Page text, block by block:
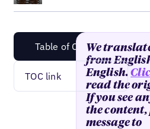
Table of Content
TOC link
We
from
English.
read the
If you see
the content,
message to